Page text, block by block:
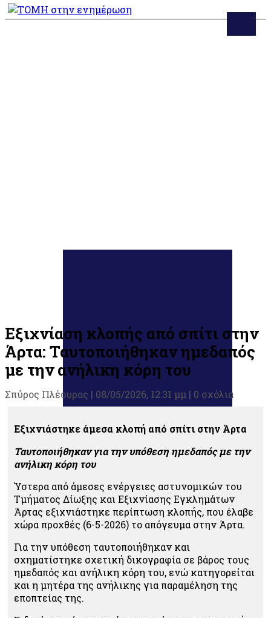
Εξιχνίαση κλοπής από σπίτι στην
Άρτα: Ταυτοποιήθηκαν ημεδαπός
με την ανήλικη κόρη του
Σπύρος Πλέουρας | 08/05/2026, 12:31 μμ | 0 σχόλια
Εξιχνιάστηκε άμεσα κλοπή από σπίτι στην Άρτα
Ταυτοποιήθηκαν για την υπόθεση ημεδαπός με την
ανήλικη κόρη του
Ύστερα από άμεσες ενέργειες αστυνομικών του
Τμήματος Δίωξης και Εξιχνίασης Εγκλημάτων
Άρτας εξιχνιάστηκε περίπτωση κλοπής, που έλαβε
χώρα προχθές (6-5-2026) το απόγευμα στην Άρτα.
Για την υπόθεση ταυτοποιήθηκαν και
σχηματίστηκε σχετική δικογραφία σε βάρος τους
ημεδαπός και ανήλικη κόρη του, ενώ κατηγορείται
και η μητέρα της ανήλικης για παραμέληση της
εποπτείας της.